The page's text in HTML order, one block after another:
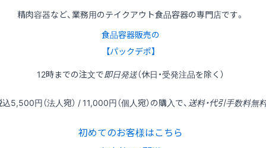
精肉容器など、業務用のテイクアウト食品容器の専門店です。
食品容器販売の
【パックデポ】
12時までの注文で即日発送（休日・受発注品を除く）
込5,500円（法人宛） / 11,000円（個人宛）の購入で、 送料・代引手数料無
初めてのお客様はこちら